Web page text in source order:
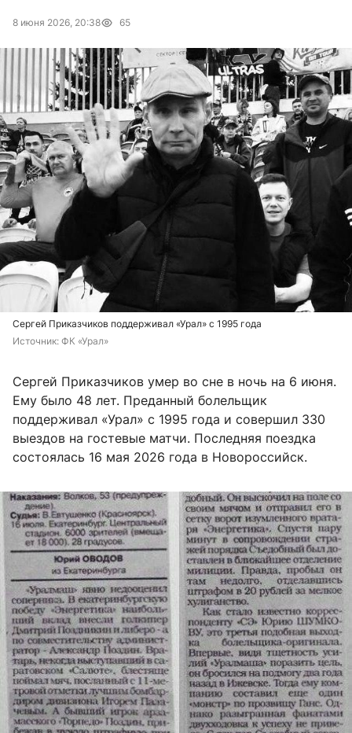
8 июня 2026, 20:38 65
Сергей Приказчиков поддерживал «Урал» с 1995 года
Источник: ФК «Урал»
Сергей Приказчиков умер во сне в ночь на 6 июня.
Ему было 48 лет. Преданный болельщик
поддерживал «Урал» с 1995 года и совершил 330
выездов на гостевые матчи. Последняя поездка
состоялась 16 мая 2026 года в Новороссийск.